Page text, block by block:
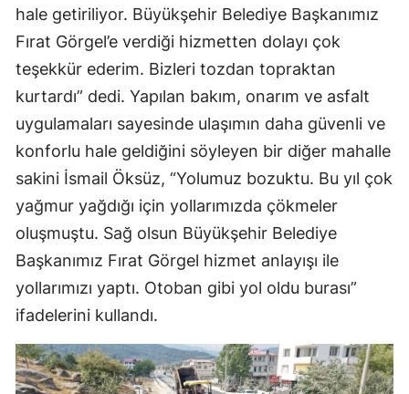
hale getiriliyor. Büyükşehir Belediye Başkanımız
Fırat Görgel’e verdiği hizmetten dolayı çok
teşekkür ederim. Bizleri tozdan topraktan
kurtardı” dedi. Yapılan bakım, onarım ve asfalt
uygulamaları sayesinde ulaşımın daha güvenli ve
konforlu hale geldiğini söyleyen bir diğer mahalle
sakini İsmail Öksüz, “Yolumuz bozuktu. Bu yıl çok
yağmur yağdığı için yollarımızda çökmeler
oluşmuştu. Sağ olsun Büyükşehir Belediye
Başkanımız Fırat Görgel hizmet anlayışı ile
yollarımızı yaptı. Otoban gibi yol oldu burası”
ifadelerini kullandı.